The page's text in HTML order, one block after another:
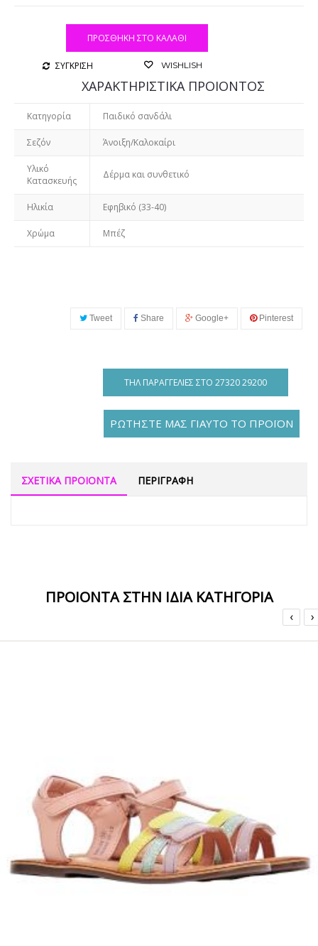
ΠΡΟΣΘΉΚΗ ΣΤΟ ΚΑΛΆΘΙ
ΣΥΓΚΡΙΣΗ WISHLISH
ΧΑΡΑΚΤΗΡΙΣΤΙΚΑ ΠΡΟΙΟΝΤΟΣ
Κατηγορία Παιδικό σανδάλι
Σεζόν Άνοιξη/Καλοκαίρι
Υλικό
Κατασκευής
Δέρμα και συνθετικό
Ηλικία Εφηβικό (33-40)
Χρώμα Μπέζ
Tweet Share Google+ Pinterest
ΤΗΛ ΠΑΡΑΓΓΕΛΊΕΣ ΣΤΟ 27320 29200
ΡΩΤΗΣΤΕ ΜΑΣ ΓΙΑΥΤΟ ΤΟ ΠΡΟΪΟΝ
ΣΧΕΤΙΚΑ ΠΡΟΙΟΝΤΑ ΠΕΡΙΓΡΑΦΗ
ΠΡΟΙΟΝΤΑ ΣΤΗΝ ΙΔΙΑ ΚΑΤΗΓΟΡΙΑ
‹ ›